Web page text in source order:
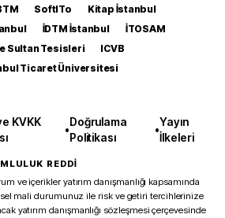
SoftITo
Kitap İstanbul
İDTM İstanbul
İTOSAM
Sultan Tesisleri
ICVB
Ticaret Üniversitesi
KVKK
•
Doğrulama
Politikası
•
Yayın
İlkeleri
REDDİ
ve içerikler yatırım danışmanlığı kapsamında
mali durumunuz ile risk ve getiri tercihlerinize
yatırım danışmanlığı sözleşmesi çerçevesinde